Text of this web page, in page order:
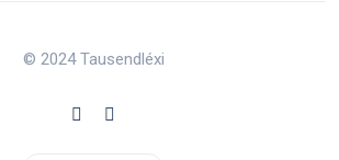
© 2024 Tausendléxi